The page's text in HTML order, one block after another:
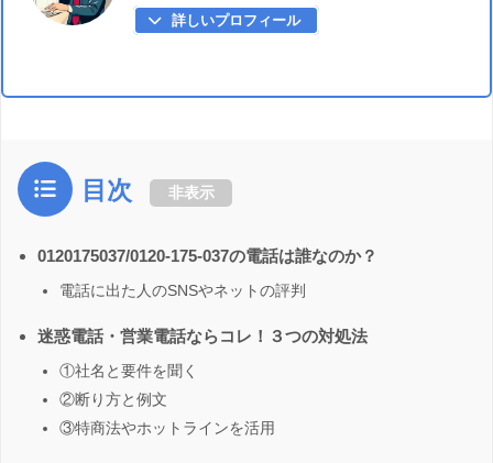
詳しいプロフィール
目次 非表示
0120175037/0120-175-037の電話は誰なのか？
電話に出た人のSNSやネットの評判
迷惑電話・営業電話ならコレ！３つの対処法
①社名と要件を聞く
②断り方と例文
③特商法やホットラインを活用